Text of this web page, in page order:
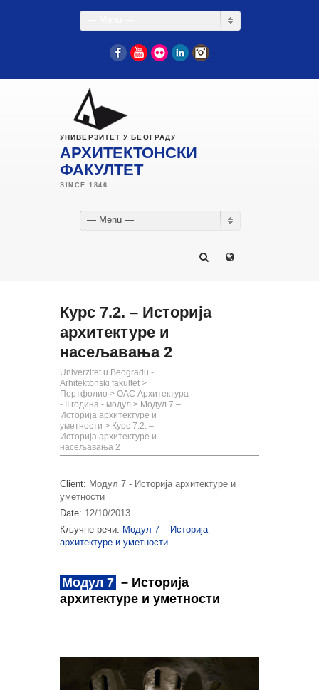
FacebookYouTube
Flickr LinkedIn
УНИВЕРЗИТЕТ У БЕОГРАДУ
АРХИТЕКТОНСКИ
ФАКУЛТЕТ
— Menu —
Курс 7.2. – Историја
архитектуре и
насељавања 2
Univerzitet u Beogradu -
Arhitektonski fakultet >
Портфолио > ОАС Архитектура
- II година - модул > Модул 7 –
Историја архитектуре и
уметности > Курс 7.2. –
Историја архитектуре и
насељавања 2
Client: Модул 7 - Историја архитектуре и
уметности
Date: 12/10/2013
Кључне речи: Модул 7 – Историја
архитектуре и уметности
Модул 7 – Историја
архитектуре и уметности